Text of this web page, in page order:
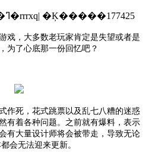
�����ߣ�rrrxq| �Ķ�����177425
戏，大多数老玩家肯定是失望或者是
为了心底那一份回忆吧？
作死，花式跳票以及乱七八糟的迷惑
有着各种问题。之前就有爆料，表示
有大量设计师将会被带走，导致无论
会无法迎来更新。